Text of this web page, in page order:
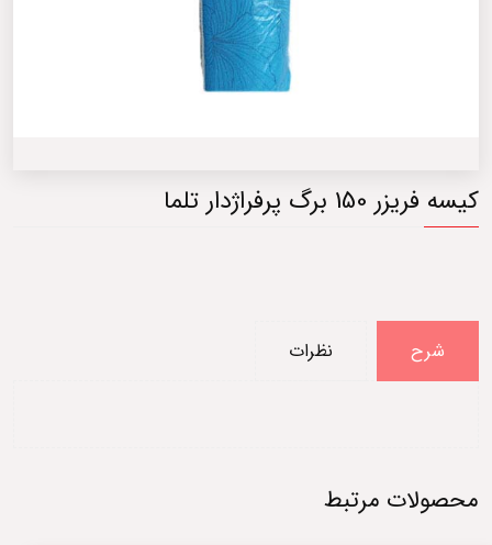
کیسه فریزر 150 برگ پرفراژدار تلما
شرح نظرات
محصولات مرتبط